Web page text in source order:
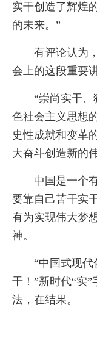
实干创造了辉煌
的未来。”
有评论认为
会上的这段重要
“崇尚实干
色社会主义思想
史性成就和变革
大奋斗创造新的
中国是一个
要靠自己苦干实
有为实现伟大梦
神。
“中国式现
干！”新时代“实
法，在结果。